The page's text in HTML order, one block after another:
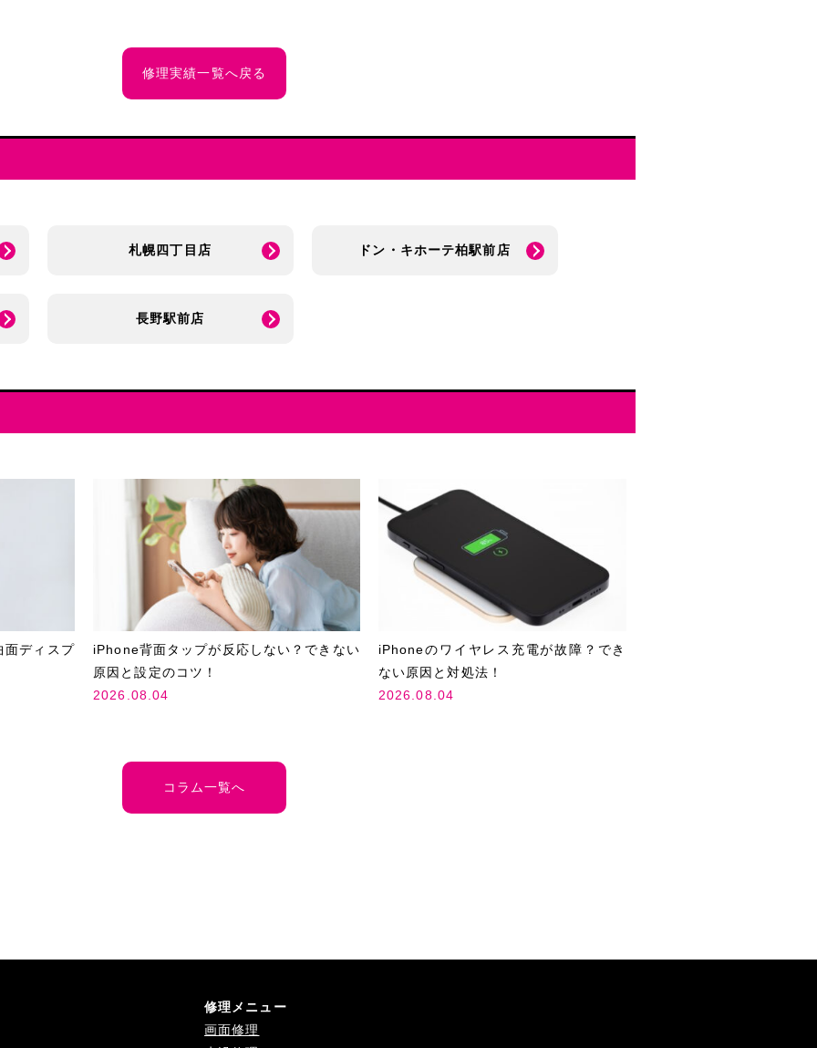
修理実績一覧へ戻る
札幌四丁目店 ドン・キホーテ柏駅前店
長野駅前店
面ディスプ
iPhone背面タップが反応しない？できない
原因と設定のコツ！
2026.08.04
iPhoneのワイヤレス充電が故障？でき
ない原因と対処法！
2026.08.04
コラム一覧へ
修理メニュー
画面修理